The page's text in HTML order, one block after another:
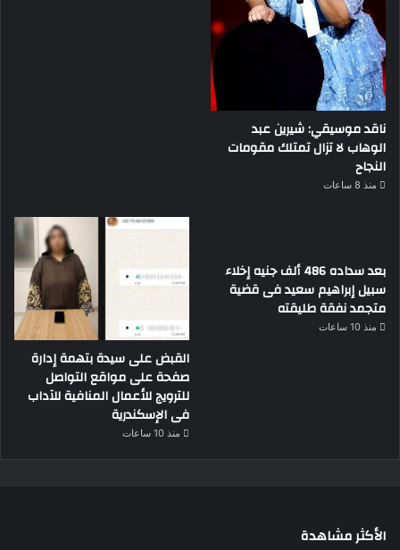
ناقد موسيقي: شيرين عبد
الوهاب لا تزال تمتلك مقومات
النجاح
منذ 8 ساعات
بعد سداده 486 ألف جنيه إخلاء
سبيل إبراهيم سعيد فى قضية
متجمد نفقة طليقته
منذ 10 ساعات
القبض على سيدة بتهمة إدارة
صفحة على مواقع التواصل
للترويج للأعمال المنافية للآداب
فى الإسكندرية
منذ 10 ساعات
الأكثر مشاهدة